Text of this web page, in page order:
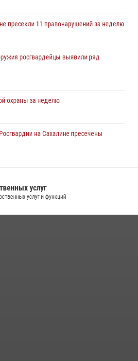
пресекли 11 правонарушений за неделю
росгвардейцы выявили ряд
охраны за неделю
на Сахалине пресечены
услуг
услуг и функций